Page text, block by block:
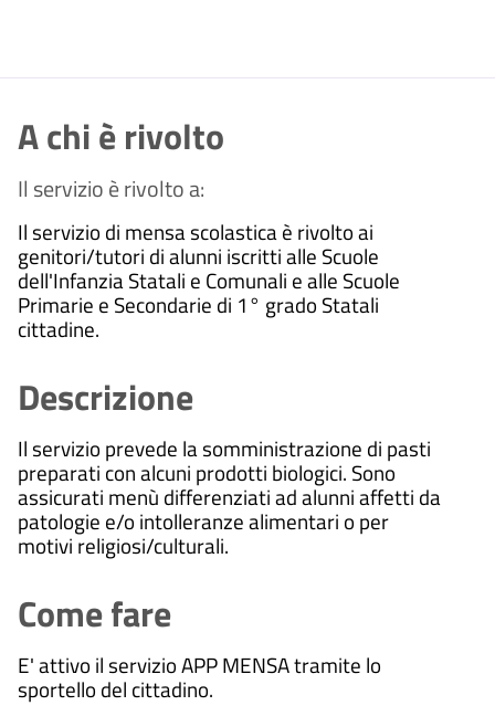
A chi è rivolto
Il servizio è rivolto a:
Il servizio di mensa scolastica è rivolto ai
genitori/tutori di alunni iscritti alle Scuole
dell'Infanzia Statali e Comunali e alle Scuole
Primarie e Secondarie di 1° grado Statali
cittadine.
Descrizione
Il servizio prevede la somministrazione di pasti
preparati con alcuni prodotti biologici. Sono
assicurati menù differenziati ad alunni affetti da
patologie e/o intolleranze alimentari o per
motivi religiosi/culturali.
Come fare
E' attivo il servizio APP MENSA tramite lo
sportello del cittadino.